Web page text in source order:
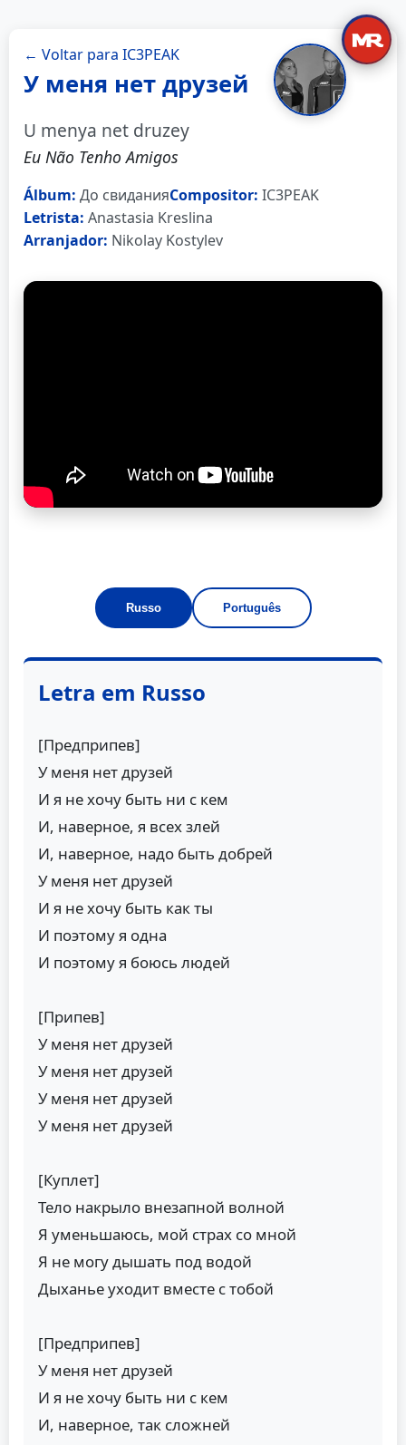
← Voltar para IC3PEAK
У меня нет друзей
U menya net druzey
Eu Não Tenho Amigos
Álbum: До свиданияCompositor: IC3PEAK
Letrista: Anastasia Kreslina
Arranjador: Nikolay Kostylev
Russo Português
Letra em Russo
[Предприпев]
У меня нет друзей
И я не хочу быть ни с кем
И, наверное, я всех злей
И, наверное, надо быть добрей
У меня нет друзей
И я не хочу быть как ты
И поэтому я одна
И поэтому я боюсь людей
[Припев]
У меня нет друзей
У меня нет друзей
У меня нет друзей
У меня нет друзей
[Куплет]
Тело накрыло внезапной волной
Я уменьшаюсь, мой страх со мной
Я не могу дышать под водой
Дыханье уходит вместе с тобой
[Предприпев]
У меня нет друзей
И я не хочу быть ни с кем
И, наверное, так сложней